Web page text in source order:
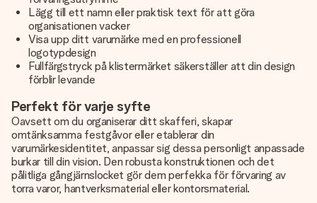
Lägg till ett namn eller praktisk text för att göra
organisationen vacker
Visa upp ditt varumärke med en professionell
logotypdesign
Fullfärgstryck på klistermärket säkerställer att din design
förblir levande
Perfekt för varje syfte
Oavsett om du organiserar ditt skafferi, skapar
omtänksamma festgåvor eller etablerar din
varumärkesidentitet, anpassar sig dessa personligt anpassade
burkar till din vision. Den robusta konstruktionen och det
pålitliga gångjärnslocket gör dem perfekka för förvaring av
torra varor, hantverksmaterial eller kontorsmaterial.